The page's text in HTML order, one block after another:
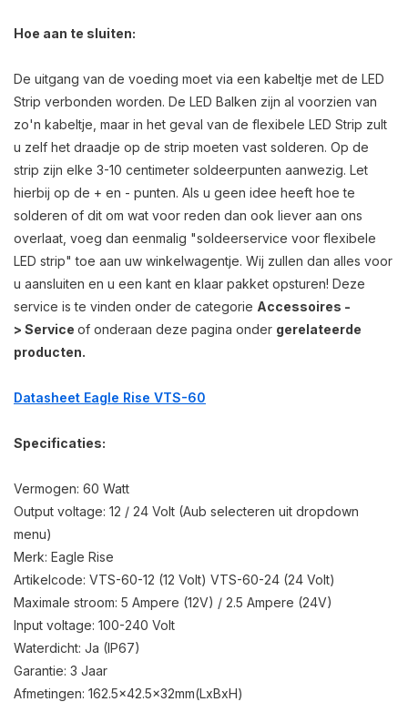
Hoe aan te sluiten:
De uitgang van de voeding moet via een kabeltje met de LED
Strip verbonden worden. De LED Balken zijn al voorzien van
zo'n kabeltje, maar in het geval van de flexibele LED Strip zult
u zelf het draadje op de strip moeten vast solderen. Op de
strip zijn elke 3-10 centimeter soldeerpunten aanwezig. Let
hierbij op de + en - punten. Als u geen idee heeft hoe te
solderen of dit om wat voor reden dan ook liever aan ons
overlaat, voeg dan eenmalig "soldeerservice voor flexibele
LED strip" toe aan uw winkelwagentje. Wij zullen dan alles voor
u aansluiten en u een kant en klaar pakket opsturen! Deze
service is te vinden onder de categorie Accessoires -
> Service of onderaan deze pagina onder gerelateerde
producten.
Datasheet Eagle Rise VTS-60
Specificaties:
Vermogen: 60 Watt
Output voltage: 12 / 24 Volt (Aub selecteren uit dropdown
menu)
Merk: Eagle Rise
Artikelcode: VTS-60-12 (12 Volt) VTS-60-24 (24 Volt)
Maximale stroom: 5 Ampere (12V) / 2.5 Ampere (24V)
Input voltage: 100-240 Volt
Waterdicht: Ja (IP67)
Garantie: 3 Jaar
Afmetingen: 162.5x42.5x32mm(LxBxH)